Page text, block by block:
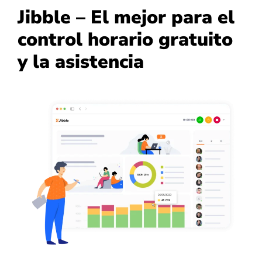
Jibble – El mejor para el
control horario gratuito
y la asistencia